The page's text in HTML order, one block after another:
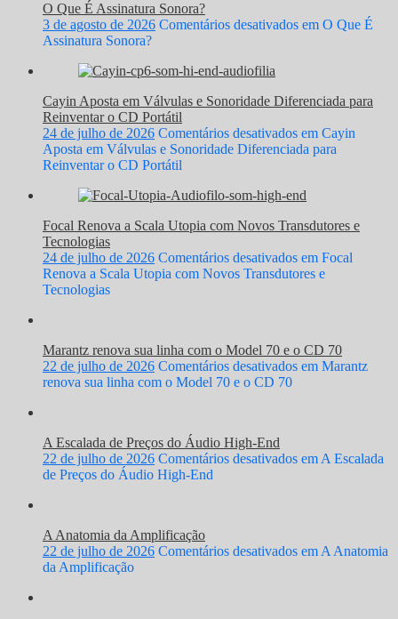
O Que É Assinatura Sonora?
3 de agosto de 2026 Comentários desativados em O Que É
Assinatura Sonora?
Cayin Aposta em Válvulas e Sonoridade Diferenciada para
Reinventar o CD Portátil
24 de julho de 2026 Comentários desativados em Cayin
Aposta em Válvulas e Sonoridade Diferenciada para
Reinventar o CD Portátil
Focal Renova a Scala Utopia com Novos Transdutores e
Tecnologias
24 de julho de 2026 Comentários desativados em Focal
Renova a Scala Utopia com Novos Transdutores e
Tecnologias
Marantz renova sua linha com o Model 70 e o CD 70
22 de julho de 2026 Comentários desativados em Marantz
renova sua linha com o Model 70 e o CD 70
A Escalada de Preços do Áudio High-End
22 de julho de 2026 Comentários desativados em A Escalada
de Preços do Áudio High-End
A Anatomia da Amplificação
22 de julho de 2026 Comentários desativados em A Anatomia
da Amplificação